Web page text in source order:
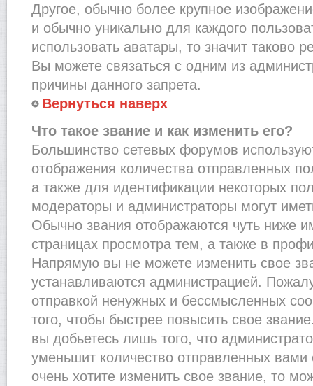
Другое, обычно более крупное
и обычно уникально для каждого
использовать аватары, то значит таково
Вы можете связаться с одним из
причины данного запрета.
Вернуться наверх
Что такое звание и как изменить его?
Большинство сетевых форумов
отображения количества отправленных
а также для идентификации некоторых
модераторы и администраторы могут
Обычно звания отображаются чуть ниже
страницах просмотра тем, а также в
Напрямую вы не можете изменить свое
устанавливаются администрацией.
отправкой ненужных и бессмысленных
того, чтобы быстрее повысить свое
вы добьетесь лишь того, что
уменьшит количество отправленных
очень хотите изменить свое звание, то